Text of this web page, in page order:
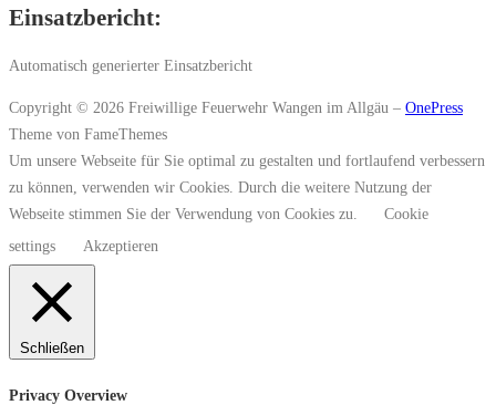
Einsatzbericht:
Automatisch generierter Einsatzbericht
Copyright © 2026 Freiwillige Feuerwehr Wangen im Allgäu – OnePress
Theme von FameThemes
Um unsere Webseite für Sie optimal zu gestalten und fortlaufend verbessern
zu können, verwenden wir Cookies. Durch die weitere Nutzung der
Webseite stimmen Sie der Verwendung von Cookies zu.
Cookie
settings
Akzeptieren
Schließen
Privacy Overview